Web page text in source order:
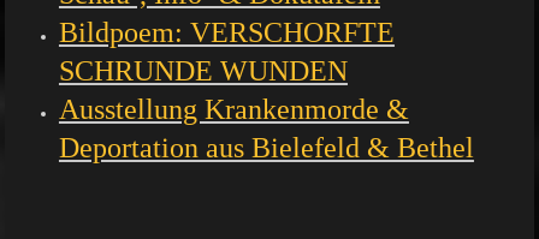
Bildpoem: VERSCHORFTE
SCHRUNDE WUNDEN
Ausstellung Krankenmorde &
Deportation aus Bielefeld & Bethel